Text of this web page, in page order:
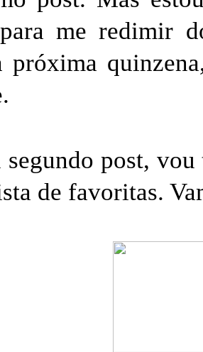
me redimir
próxima
segundo post,
de favoritas.